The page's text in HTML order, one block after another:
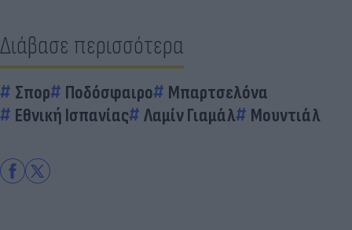
Διάβασε περισσότερα
Σπορ Ποδόσφαιρο
Μπαρτσελόνα
Εθνική Ισπανίας
Λαμίν Γιαμάλ Μουντιάλ